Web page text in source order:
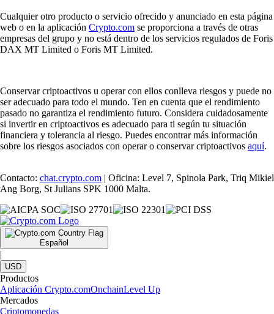
Cualquier otro producto o servicio ofrecido y anunciado en esta página
web o en la aplicación Crypto.com se proporciona a través de otras
empresas del grupo y no está dentro de los servicios regulados de Foris
DAX MT Limited o Foris MT Limited.
Conservar criptoactivos u operar con ellos conlleva riesgos y puede no
ser adecuado para todo el mundo. Ten en cuenta que el rendimiento
pasado no garantiza el rendimiento futuro. Considera cuidadosamente
si invertir en criptoactivos es adecuado para ti según tu situación
financiera y tolerancia al riesgo. Puedes encontrar más información
sobre los riesgos asociados con operar o conservar criptoactivos aquí.
Contacto: chat.crypto.com | Oficina: Level 7, Spinola Park, Triq Mikiel
Ang Borg, St Julians SPK 1000 Malta.
Español
|
USD
Productos
Aplicación Crypto.comOnchainLevel Up
Mercados
Criptomonedas